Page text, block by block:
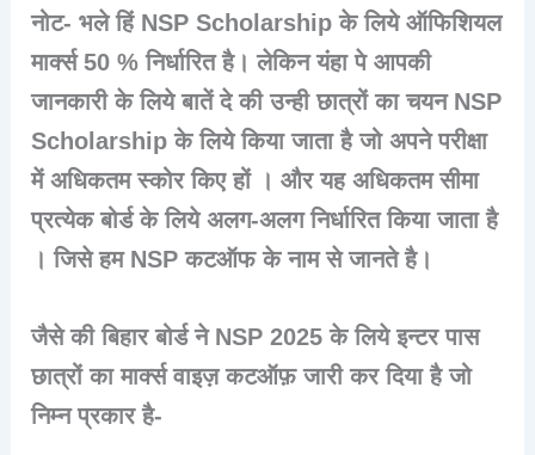
नोट-भले हिं NSP Scholarship के लिये ऑफिशियल
मार्क्स 50 % निर्धारित है। लेकिन यंहा पे आपकी
जानकारी के लिये बातें दे की उन्ही छात्रों का चयन NSP
Scholarship के लिये किया जाता है जो अपने परीक्षा
में अधिकतम स्कोर किए हों । और यह अधिकतम सीमा
प्रत्येक बोर्ड के लिये अलग-अलग निर्धारित किया जाता है
। जिसे हम NSP कटऑफ के नाम से जानते है।
जैसे की बिहार बोर्ड ने NSP 2025 के लिये इन्टर पास
छात्रों का मार्क्स वाइज़ कटऑफ़ जारी कर दिया है जो
निम्न प्रकार है-